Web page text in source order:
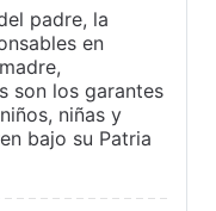
padre, la
en
son los garantes
niñas y
bajo su Patria